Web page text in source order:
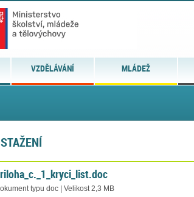
VZDĚLÁVÁNÍ MLÁDEŽ
typu doc | Velikost 2,3 MB